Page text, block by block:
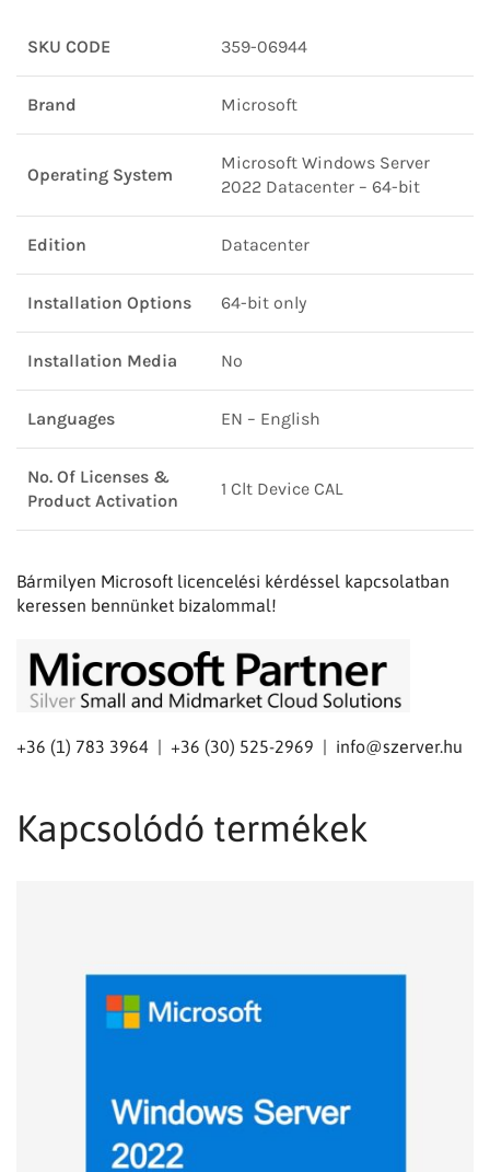
SKU CODE 359-06944
Brand Microsoft
Operating System
Microsoft Windows Server
2022 Datacenter – 64-bit
Edition Datacenter
Installation Options 64-bit only
Installation Media No
Languages EN – English
No. Of Licenses &
Product Activation
1 Clt Device CAL
Bármilyen Microsoft licencelési kérdéssel kapcsolatban
keressen bennünket bizalommal!
+36 (1) 783 3964 | +36 (30) 525-2969 | info@szerver.hu
Kapcsolódó termékek